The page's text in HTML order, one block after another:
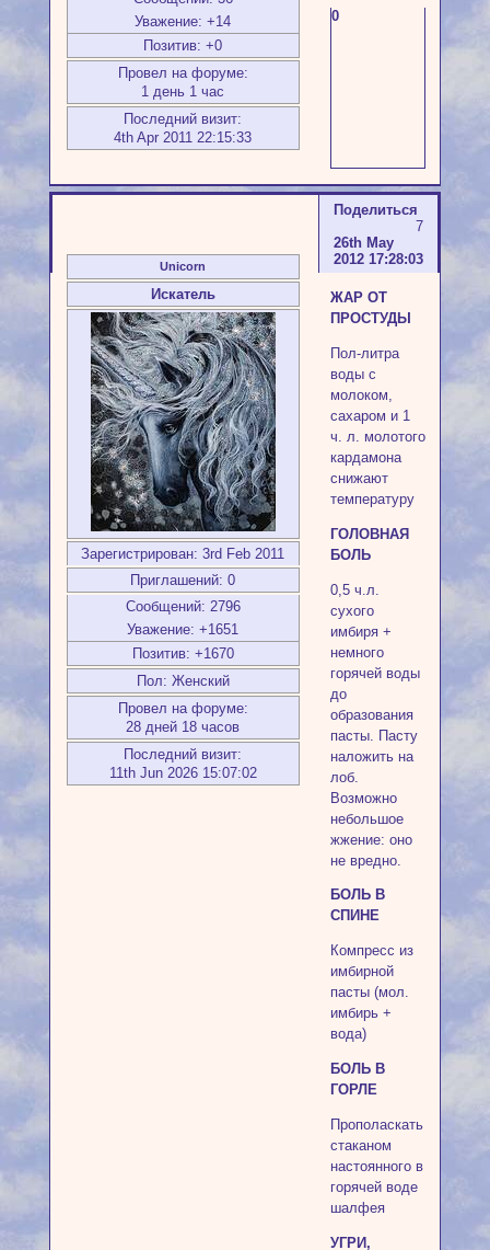
Уважение: +14
Позитив: +0
Провел на форуме:
1 день 1 час
Последний визит:
4th Apr 2011 22:15:33
0
Поделиться
7
26th May
2012 17:28:03
Unicorn
Искатель
Зарегистрирован: 3rd Feb 2011
Приглашений: 0
Сообщений: 2796
Уважение: +1651
Позитив: +1670
Пол: Женский
Провел на форуме:
28 дней 18 часов
Последний визит:
11th Jun 2026 15:07:02
ЖАР ОТ
ПРОСТУДЫ
Пол-литра
воды с
молоком,
сахаром и 1
ч. л. молотого
кардамона
снижают
температуру
ГОЛОВНАЯ
БОЛЬ
0,5 ч.л.
сухого
имбиря +
немного
горячей воды
до
образования
пасты. Пасту
наложить на
лоб.
Возможно
небольшое
жжение: оно
не вредно.
БОЛЬ В
СПИНЕ
Компресс из
имбирной
пасты (мол.
имбирь +
вода)
БОЛЬ В
ГОРЛЕ
Прополаскать
стаканом
настоянного в
горячей воде
шалфея
УГРИ,